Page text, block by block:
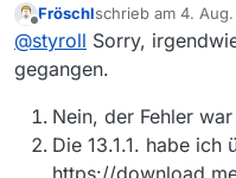
“Download”-
Dieses Problem
früheren Version
die Fragen keine
Woher hast du
Hilft es, wenn
Allgemein”
Offline
Fröschlschrieb am 4. Aug.
zuletzt editiert
@styroll Sorry,
gegangen.
Nein, der Fehler
Die 13.1.1. habe
https://